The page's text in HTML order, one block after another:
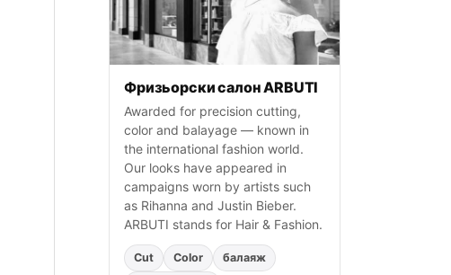
Фризьорски салон ARBUTI
Awarded for precision cutting,
color and balayage — known in
the international fashion world.
Our looks have appeared in
campaigns worn by artists such
as Rihanna and Justin Bieber.
ARBUTI stands for Hair & Fashion.
Cut Color
балаяж